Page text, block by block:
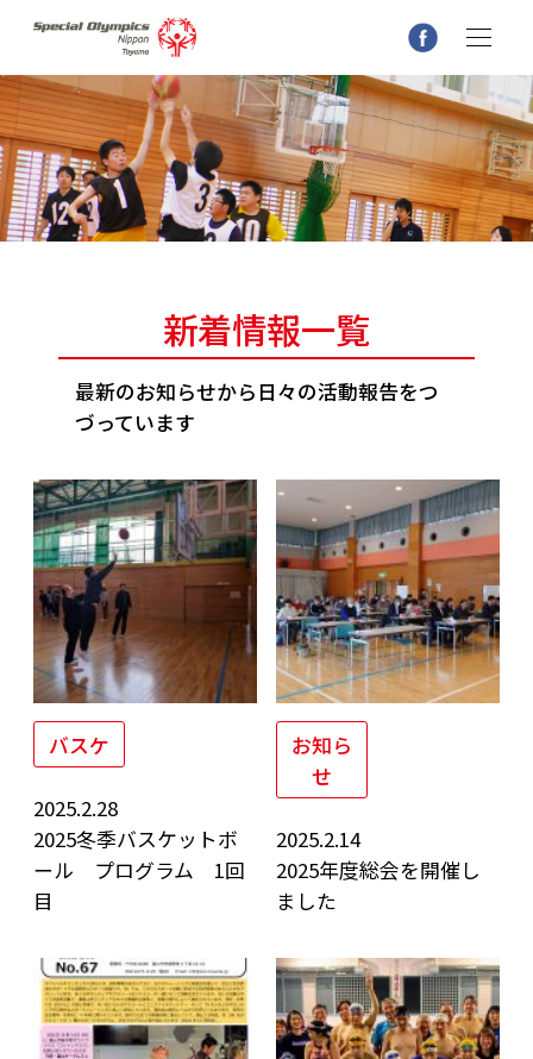
新着情報一覧
最新のお知らせから日々の活動報告をつ
づっています
バスケ
2025.2.28
2025冬季バスケットボ
ール プログラム 1回
目
お知ら
せ
2025.2.14
2025年度総会を開催し
ました